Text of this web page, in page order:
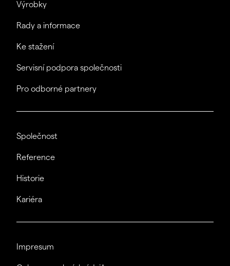
Výrobky
Rady a informace
Ke stažení
Servisní podpora společnosti
Pro odborné partnery
Společnost
Reference
Historie
Kariéra
Impresum